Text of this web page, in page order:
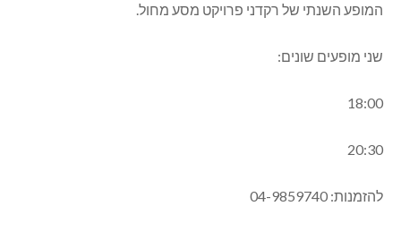
המופע השנתי של רקדני פרויקט מסע מחול.
שני מופעים שונים:
18:00
20:30
להזמנות: 04-9859740